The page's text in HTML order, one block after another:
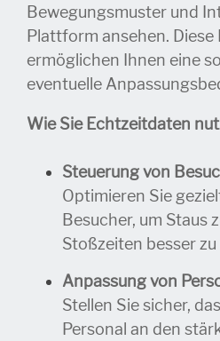
Bewegungsmuster und
Plattform ansehen.
ermöglichen Ihnen eine
eventuelle
Wie Sie Echtzeitdaten
Steuerung von
Optimieren Sie
Besucher, um Staus
Stoßzeiten besser
Anpassung von
Stellen Sie sicher,
Personal an den